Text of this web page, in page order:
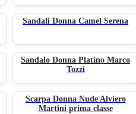
Sandali Donna Camel Serena
Sandalo Donna Platino Marco
Tozzi
Scarpa Donna Nude Alviero
Martini prima classe